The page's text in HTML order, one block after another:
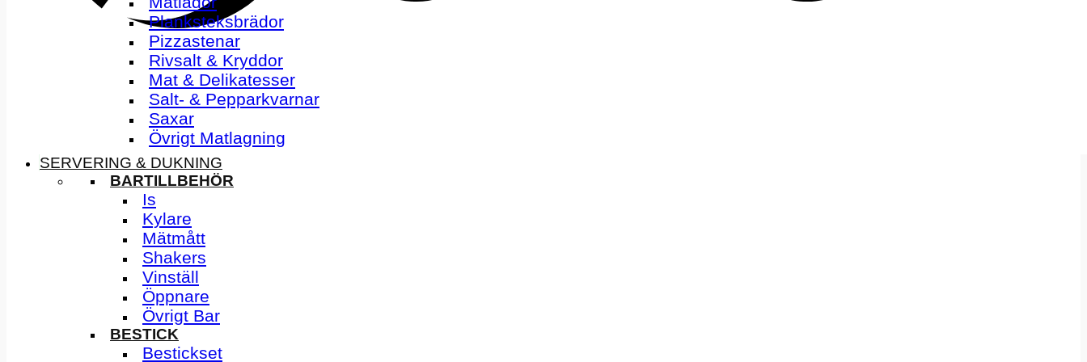
Planksteksbrädor
Pizzastenar
Rivsalt & Kryddor
Mat & Delikatesser
Salt- & Pepparkvarnar
Saxar
Övrigt Matlagning
SERVERING & DUKNING
BARTILLBEHÖR
Is
Kylare
Mätmått
Shakers
Vinställ
Öppnare
Övrigt Bar
BESTICK
Bestickset